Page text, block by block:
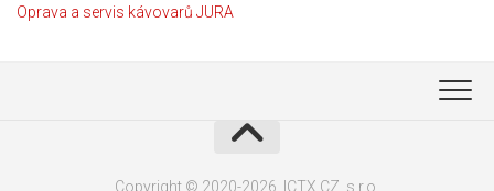
Oprava a servis kávovarů JURA
Copyright © 2020-2026, ICTX.CZ, s.r.o.